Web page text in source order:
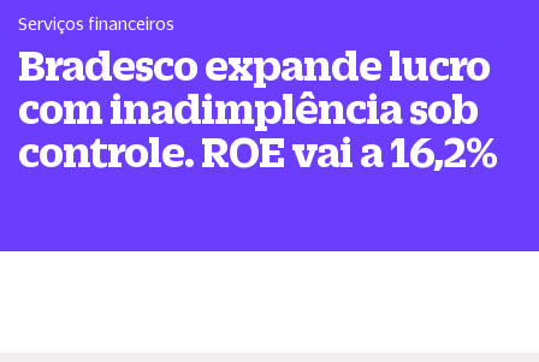
Serviços financeiros
Bradesco expande lucro
com inadimplência sob
controle. ROE vai a 16,2%